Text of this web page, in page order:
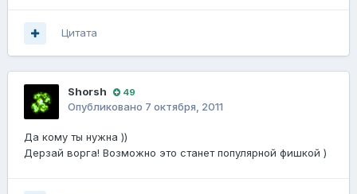
Цитата
Shorsh 49
Опубликовано 7 октября, 2011
Да кому ты нужна ))
Дерзай ворга! Возможно это станет популярной фишкой )